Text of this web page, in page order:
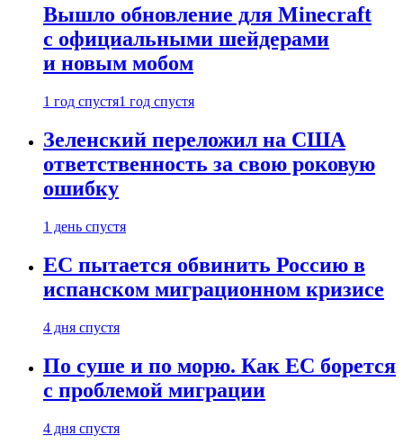
Вышло обновление для Minecraft
с официальными шейдерами
и новым мобом
1 год спустя1 год спустя
Зеленский переложил на США
ответственность за свою роковую
ошибку
1 день спустя
ЕС пытается обвинить Россию в
испанском миграционном кризисе
4 дня спустя
По суше и по морю. Как ЕС борется
с проблемой миграции
4 дня спустя